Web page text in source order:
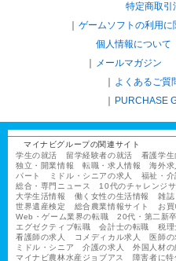
特定商取引
ゲームソフトの利用に
個人情報について
メールマガジン
よくあるご質
PURCHASE
マイナビグループの関連サイト
学生の就活
留学経験者の就活 看護学生
独立・開業情報
転職・求人情報 海外求
パート
ミドル・シニアの求人 福祉・介
総合・専門ニュース
10代のチャレンジサ
大学生活情報
働く女性の生活情報 雑誌
世界遺産検定
総合農業情報サイト お
Web・ゲーム業界の転職
20代・第二新卒
エグゼクティブ転職
会計士の転職 税理
看護師の求人
コメディカル求人 医師の
ミドル・シニア
介護の求人 外国人材の
マイナビ農林水産ジョブアス
障害者に